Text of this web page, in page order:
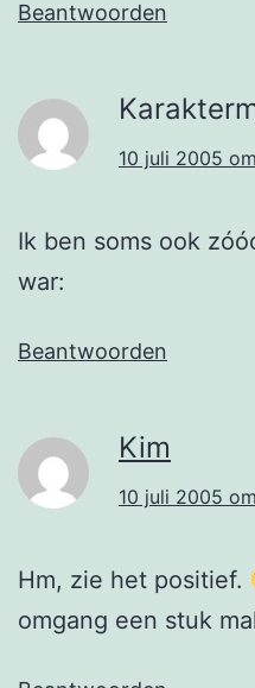
Beantwoorden
10 juli 2005
Ik ben soms ook
war:
Beantwoorden
Kim
10 juli 2005
Hm, zie het positief.
omgang een stuk